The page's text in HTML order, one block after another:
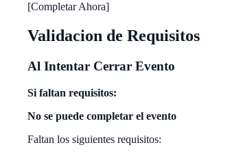
[Completar Ahora]
Validacion de Requisitos
Al Intentar Cerrar Evento
Si faltan requisitos:
No se puede completar el evento
Faltan los siguientes requisitos: